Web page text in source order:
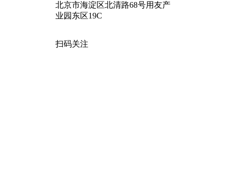
北京市海淀区北清路68号用友产
业园东区19C
扫码关注